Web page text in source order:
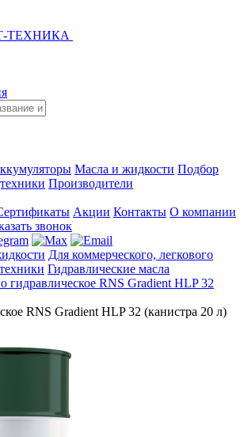
Масла и жидкости Подбор
Производители
Акции Контакты О компании
звонок
Для коммерческого, легкового
Гидравлические масла
гидравлическое RNS Gradient HLP 32
RNS Gradient HLP 32 (канистра 20 л)